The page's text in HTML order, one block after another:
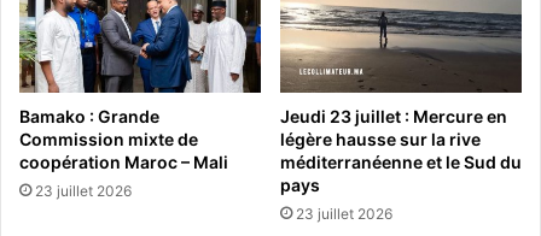
Bamako : Grande
Commission mixte de
coopération Maroc – Mali
23 juillet 2026
Jeudi 23 juillet : Mercure en
légère hausse sur la rive
méditerranéenne et le Sud du
pays
23 juillet 2026